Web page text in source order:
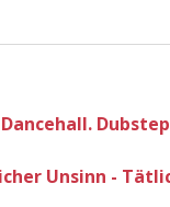
Unsinn -